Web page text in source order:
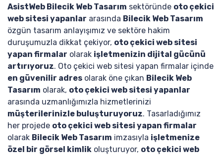
AsistWeb Bilecik Web Tasarım sektöründe oto çekici
web sitesi yapanlar arasında Bilecik Web Tasarım
özgün tasarım anlayışımız ve sektöre hakim
duruşumuzla dikkat çekiyor, oto çekici web sitesi
yapan firmalar olarak işletmenizin dijital gücünü
artırıyoruz. Oto çekici web sitesi yapan firmalar içinde
en güvenilir adres olarak öne çıkan Bilecik Web
Tasarım olarak, oto çekici web sitesi yapanlar
arasında uzmanlığımızla hizmetlerinizi
müşterilerinizle buluşturuyoruz. Tasarladığımız
her projede oto çekici web sitesi yapan firmalar
olarak Bilecik Web Tasarım imzasıyla işletmenize
özel bir görsel kimlik oluşturuyor, oto çekici web